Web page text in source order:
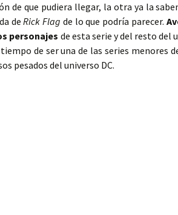
de que pudiera llegar, la otra ya la
deRick Flag de lo que podría parecer.
personajes de esta serie y del resto del
de ser una de las series menores
pesados del universo DC.